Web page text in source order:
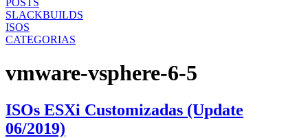
SLACKBUILDS
ISOS
CATEGORIAS
vmware-vsphere-6-5
ISOs ESXi Customizadas (Update
06/2019)